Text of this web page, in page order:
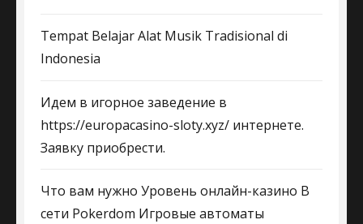
Tempat Belajar Alat Musik Tradisional di
Indonesia
Идем в игорное заведение в
https://europacasino-sloty.xyz/ интернете.
Заявку приобрести.
Что вам нужно Уровень онлайн-казино В
сети Pokerdom Игровые автоматы